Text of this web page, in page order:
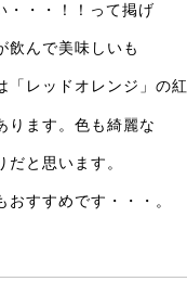
・・・！！って掲げ
飲んで美味しいも
「レッドオレンジ」の紅
ります。色も綺麗な
と思います。
すすめです・・・。